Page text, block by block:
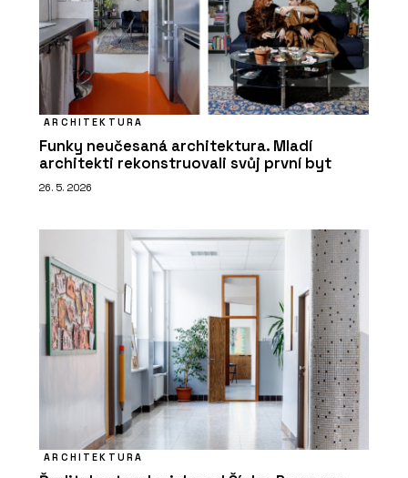
ARCHITEKTURA
Funky neučesaná architektura. Mladí
architekti rekonstruovali svůj první byt
26. 5. 2026
ARCHITEKTURA